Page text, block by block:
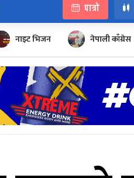
पात्रो
नाइट भिजन नेपाली काँग्रेस